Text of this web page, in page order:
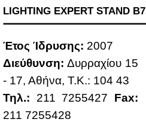
LIGHTING EXPERT STAND B7
Έτος Ίδρυ­σης: 2007
Διεύ­θυν­ση: Δυρ­ρα­χί­ου 15
- 17, Αθή­να, Τ.Κ.: 104 43
Τηλ.: 211 7255427 Fax:
211 7255428